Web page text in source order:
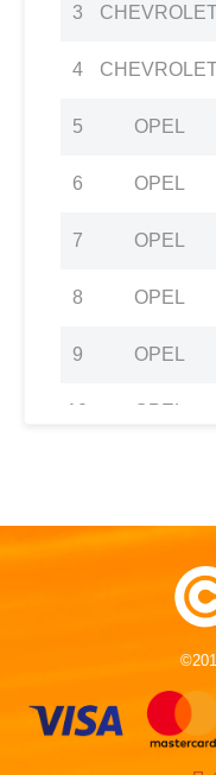
3
4
5 OPEL
6 OPEL
7 OPEL
8 OPEL
9 OPEL
10 OPEL
12 OPEL
OPEL
OPEL
OPEL